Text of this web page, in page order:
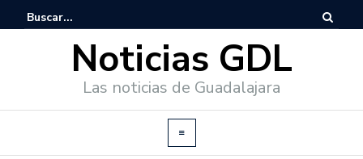
Noticias GDL
Las noticias de Guadalajara